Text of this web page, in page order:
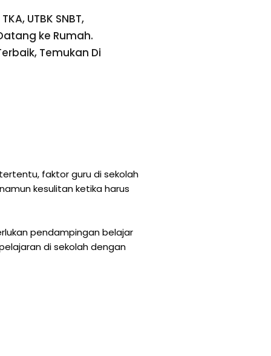
UTBK SNBT,
ke Rumah.
Temukan Di
faktor guru di sekolah
kesulitan ketika harus
pendampingan belajar
di sekolah dengan